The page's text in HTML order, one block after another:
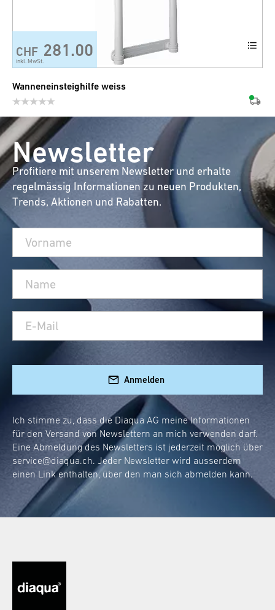
CHF 281.00
inkl. MwSt.
Wanneneinsteighilfe weiss
Newsletter
Profitiere mit unserem Newsletter und erhalte
regelmässig Informationen zu neuen Produkten,
Trends, Aktionen und Rabatten.
Anmelden
Ich stimme zu, dass die Diaqua AG meine Informationen
für den Versand von Newslettern an mich verwenden darf.
Eine Abmeldung des Newsletters ist jederzeit möglich über
service@diaqua.ch. Jeder Newsletter wird ausserdem
einen Link enthalten, über den man sich abmelden kann.